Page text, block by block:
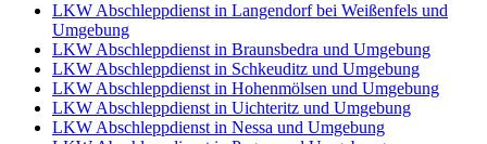
LKW Abschleppdienst in Langendorf bei Weißenfels und
Umgebung
LKW Abschleppdienst in Braunsbedra und Umgebung
LKW Abschleppdienst in Schkeuditz und Umgebung
LKW Abschleppdienst in Hohenmölsen und Umgebung
LKW Abschleppdienst in Uichteritz und Umgebung
LKW Abschleppdienst in Nessa und Umgebung